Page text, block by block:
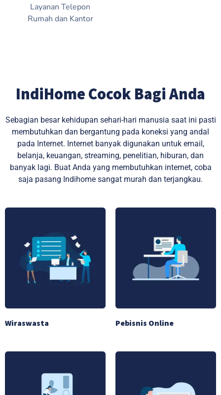
Layanan Telepon
Rumah dan Kantor
IndiHome Cocok Bagi Anda
Sebagian besar kehidupan sehari-hari manusia saat ini pasti
membutuhkan dan bergantung pada koneksi yang andal
pada Internet. Internet banyak digunakan untuk email,
belanja, keuangan, streaming, penelitian, hiburan, dan
banyak lagi. Buat Anda yang membutuhkan internet, coba
saja pasang Indihome sangat murah dan terjangkau.
Wiraswasta Pebisnis Online